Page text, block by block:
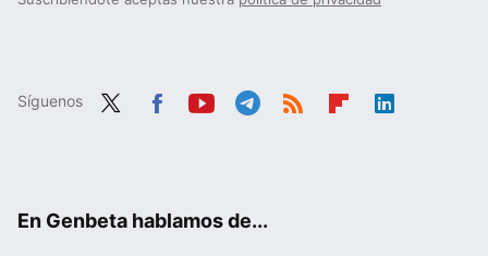
Síguenos
En Genbeta hablamos de...